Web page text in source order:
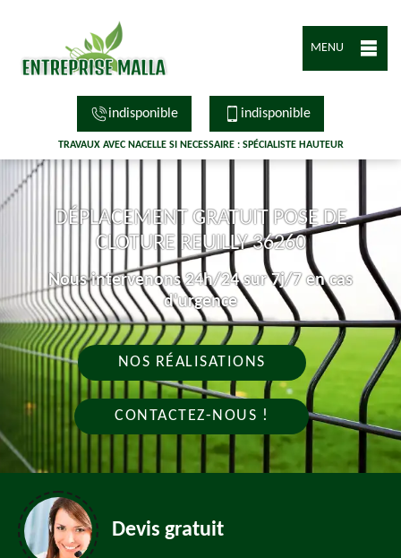
MENU
indisponible indisponible
TRAVAUX AVEC NACELLE SI NECESSAIRE : SPÉCIALISTE HAUTEUR
DÉPLACEMENT GRATUIT POSE DE
CLOTURE REUILLY 36260
Nous intervenons 24h/24 sur 7j/7 en cas
d'urgence
NOS RÉALISATIONS
CONTACTEZ-NOUS !
Devis gratuit